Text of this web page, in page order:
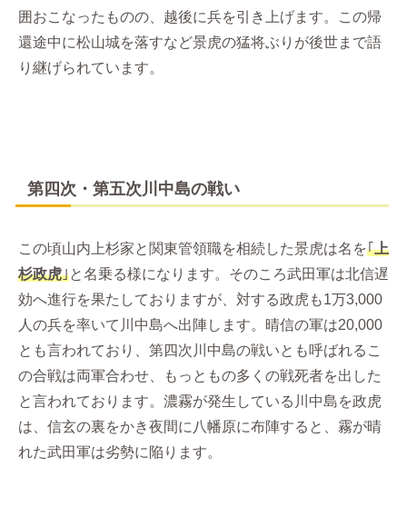
囲おこなったものの、越後に兵を引き上げます。この帰
還途中に松山城を落すなど景虎の猛将ぶりが後世まで語
り継げられています。
第四次・第五次川中島の戦い
この頃山内上杉家と関東管領職を相続した景虎は名を｢上
杉政虎｣と名乗る様になります。そのころ武田軍は北信遅
効へ進行を果たしておりますが、対する政虎も1万3,000
人の兵を率いて川中島へ出陣します。晴信の軍は20,000
とも言われており、第四次川中島の戦いとも呼ばれるこ
の合戦は両軍合わせ、もっともの多くの戦死者を出した
と言われております。濃霧が発生している川中島を政虎
は、信玄の裏をかき夜間に八幡原に布陣すると、霧が晴
れた武田軍は劣勢に陥ります。